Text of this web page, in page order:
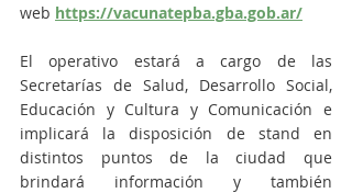
web https://vacunatepba.gba.gob.ar/
El operativo estará a cargo de las
Secretarías de Salud, Desarrollo Social,
Educación y Cultura y Comunicación e
implicará la disposición de stand en
distintos puntos de la ciudad que
brindará información y también